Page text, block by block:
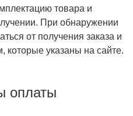
товара и
При обнаружении
от получения заказа и
указаны на сайте.
оплаты